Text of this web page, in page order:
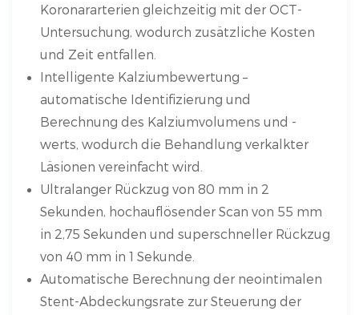
Koronararterien gleichzeitig mit der OCT-
Untersuchung, wodurch zusätzliche Kosten
und Zeit entfallen.
Intelligente Kalziumbewertung –
automatische Identifizierung und
Berechnung des Kalziumvolumens und -
werts, wodurch die Behandlung verkalkter
Läsionen vereinfacht wird.
Ultralanger Rückzug von 80 mm in 2
Sekunden, hochauflösender Scan von 55 mm
in 2,75 Sekunden und superschneller Rückzug
von 40 mm in 1 Sekunde.
Automatische Berechnung der neointimalen
Stent-Abdeckungsrate zur Steuerung der